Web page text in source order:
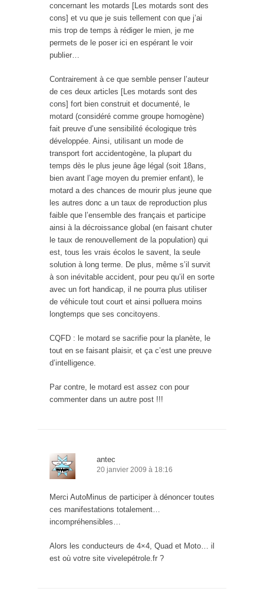
concernant les motards [Les motards sont des
cons] et vu que je suis tellement con que j’ai
mis trop de temps à rédiger le mien, je me
permets de le poser ici en espérant le voir
publier…
Contrairement à ce que semble penser l’auteur
de ces deux articles [Les motards sont des
cons] fort bien construit et documenté, le
motard (considéré comme groupe homogène)
fait preuve d’une sensibilité écologique très
développée. Ainsi, utilisant un mode de
transport fort accidentogène, la plupart du
temps dès le plus jeune âge légal (soit 18ans,
bien avant l’age moyen du premier enfant), le
motard a des chances de mourir plus jeune que
les autres donc a un taux de reproduction plus
faible que l’ensemble des français et participe
ainsi à la décroissance global (en faisant chuter
le taux de renouvellement de la population) qui
est, tous les vrais écolos le savent, la seule
solution à long terme. De plus, même s’il survit
à son inévitable accident, pour peu qu’il en sorte
avec un fort handicap, il ne pourra plus utiliser
de véhicule tout court et ainsi polluera moins
longtemps que ses concitoyens.
CQFD : le motard se sacrifie pour la planète, le
tout en se faisant plaisir, et ça c’est une preuve
d’intelligence.
Par contre, le motard est assez con pour
commenter dans un autre post !!!
antec
20 janvier 2009 à 18:16
Merci AutoMinus de participer à dénoncer toutes
ces manifestations totalement…
incompréhensibles…
Alors les conducteurs de 4×4, Quad et Moto… il
est où votre site vivelepétrole.fr ?